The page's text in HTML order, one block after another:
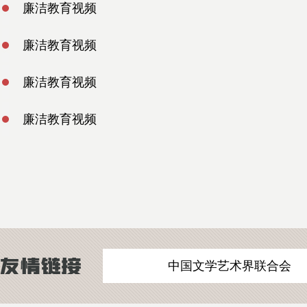
廉洁教育视频
廉洁教育视频
廉洁教育视频
廉洁教育视频
中国文学艺术界联合会